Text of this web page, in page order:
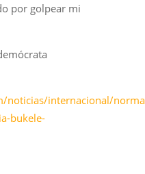
por golpear mi
noticias/internacional/
bukele-